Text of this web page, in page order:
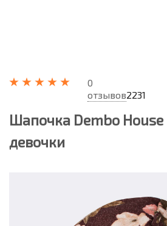
0
отзывов2231
Шапочка Dembo House
девочки